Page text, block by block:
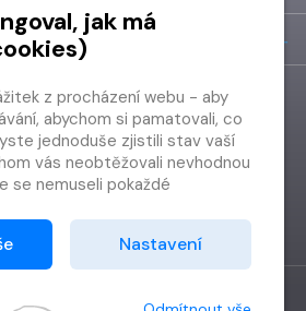
jak má
z procházení webu - aby
abychom si pamatovali, co
jednoduše zjistili stav vaší
vás neobtěžovali nevhodnou
se nemuseli pokaždé
souhlas se
cookies
ho dáte a pomůžete nám tak
Nastavení